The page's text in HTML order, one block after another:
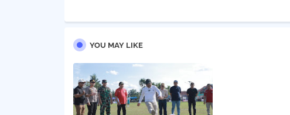
YOU MAY LIKE